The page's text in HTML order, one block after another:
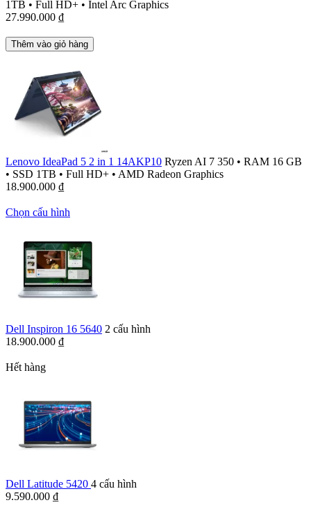
1TB • Full HD+ • Intel Arc Graphics
27.990.000 ₫
Thêm vào giỏ hàng
Lenovo IdeaPad 5 2 in 1 14AKP10 Ryzen AI 7 350 • RAM 16 GB
• SSD 1TB • Full HD+ • AMD Radeon Graphics
18.900.000 ₫
Chọn cấu hình
Dell Inspiron 16 5640 2 cấu hình
18.900.000 ₫
Hết hàng
Dell Latitude 5420 4 cấu hình
9.590.000 ₫